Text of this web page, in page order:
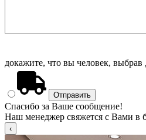
докажите, что вы человек, выбрав
Спасибо за Ваше сообщение!
Наш менеджер свяжется с Вами в